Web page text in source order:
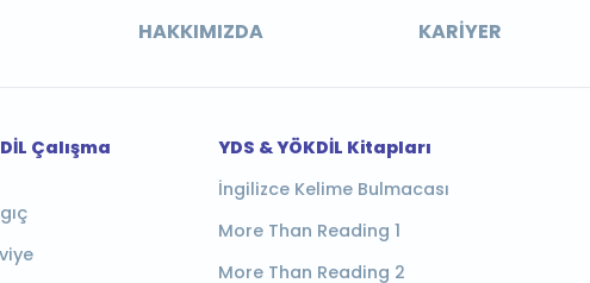
HAKKIMIZDA KARIYER
Çalışma
YDS & YÖKDİL Kitapları
İngilizce Kelime Bulmacası
More Than Reading 1
More Than Reading 2